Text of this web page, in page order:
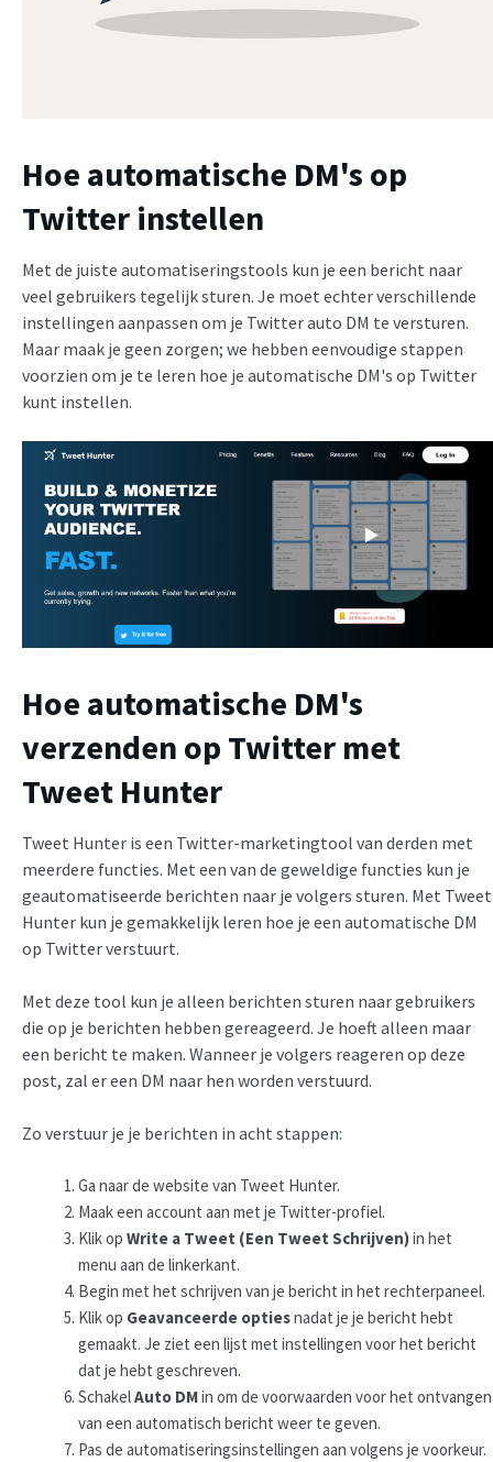
Hoe automatische DM's op
Twitter instellen
Met de juiste automatiseringstools kun je een bericht naar
veel gebruikers tegelijk sturen. Je moet echter verschillende
instellingen aanpassen om je Twitter auto DM te versturen.
Maar maak je geen zorgen; we hebben eenvoudige stappen
voorzien om je te leren hoe je automatische DM's op Twitter
kunt instellen.
Hoe automatische DM's
verzenden op Twitter met
Tweet Hunter
Tweet Hunter is een Twitter-marketingtool van derden met
meerdere functies. Met een van de geweldige functies kun je
geautomatiseerde berichten naar je volgers sturen. Met Tweet
Hunter kun je gemakkelijk leren hoe je een automatische DM
op Twitter verstuurt.
Met deze tool kun je alleen berichten sturen naar gebruikers
die op je berichten hebben gereageerd. Je hoeft alleen maar
een bericht te maken. Wanneer je volgers reageren op deze
post, zal er een DM naar hen worden verstuurd.
Zo verstuur je je berichten in acht stappen:
Ga naar de website van Tweet Hunter.
Maak een account aan met je Twitter-profiel.
Klik op Write a Tweet (Een Tweet Schrijven)in het
menu aan de linkerkant.
Begin met het schrijven van je bericht in het rechterpaneel.
Klik op Geavanceerde optiesnadat je je bericht hebt
gemaakt. Je ziet een lijst met instellingen voor het bericht
dat je hebt geschreven.
SchakelAuto DMin om de voorwaarden voor het ontvangen
van een automatisch bericht weer te geven.
Pas de automatiseringsinstellingen aan volgens je voorkeur.